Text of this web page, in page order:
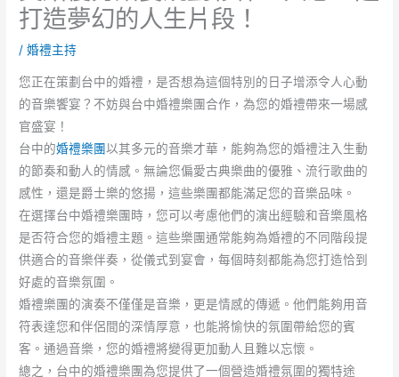
打造夢幻的人生片段！
/婚禮主持
您正在策劃台中的婚禮，是否想為這個特別的日子增添令人心動
的音樂饗宴？不妨與台中婚禮樂團合作，為您的婚禮帶來一場感
官盛宴！
台中的婚禮樂團以其多元的音樂才華，能夠為您的婚禮注入生動
的節奏和動人的情感。無論您偏愛古典樂曲的優雅、流行歌曲的
感性，還是爵士樂的悠揚，這些樂團都能滿足您的音樂品味。
在選擇台中婚禮樂團時，您可以考慮他們的演出經驗和音樂風格
是否符合您的婚禮主題。這些樂團通常能夠為婚禮的不同階段提
供適合的音樂伴奏，從儀式到宴會，每個時刻都能為您打造恰到
好處的音樂氛圍。
婚禮樂團的演奏不僅僅是音樂，更是情感的傳遞。他們能夠用音
符表達您和伴侶間的深情厚意，也能將愉快的氛圍帶給您的賓
客。通過音樂，您的婚禮將變得更加動人且難以忘懷。
總之，台中的婚禮樂團為您提供了一個營造婚禮氛圍的獨特途